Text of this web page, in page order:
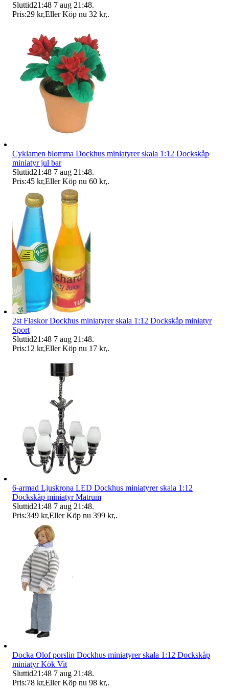
Sluttid21:48 7 aug 21:48.
Pris:29 kr,Eller Köp nu 32 kr,.
Cyklamen blomma Dockhus miniatyrer skala 1:12 Dockskåp
miniatyr jul bar
Sluttid21:48 7 aug 21:48.
Pris:45 kr,Eller Köp nu 60 kr,.
2st Flaskor Dockhus miniatyrer skala 1:12 Dockskåp miniatyr
Sport
Sluttid21:48 7 aug 21:48.
Pris:12 kr,Eller Köp nu 17 kr,.
6-armad Ljuskrona LED Dockhus miniatyrer skala 1:12
Dockskåp miniatyr Matrum
Sluttid21:48 7 aug 21:48.
Pris:349 kr,Eller Köp nu 399 kr,.
Docka Olof porslin Dockhus miniatyrer skala 1:12 Dockskåp
miniatyr Kök Vit
Sluttid21:48 7 aug 21:48.
Pris:78 kr,Eller Köp nu 98 kr,.